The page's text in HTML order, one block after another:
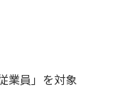
業員」を対象